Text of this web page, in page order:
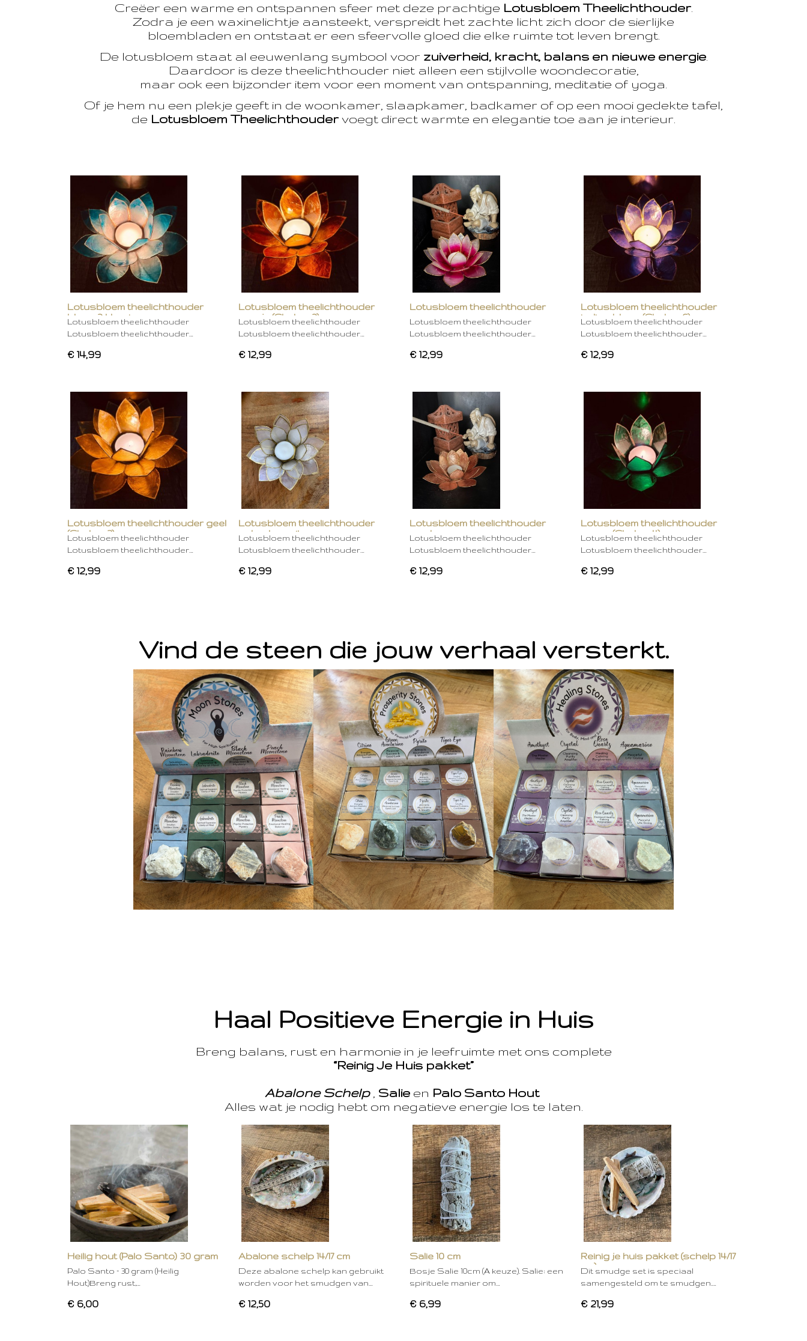
Creëer een warme en ontspannen sfeer met deze prachtige Lotusbloem Theelichthouder.
Zodra je een waxinelichtje aansteekt, verspreidt het zachte licht zich door de sierlijke
bloembladen en ontstaat er een sfeervolle gloed die elke ruimte tot leven brengt.
De lotusbloem staat al eeuwenlang symbool voor zuiverheid, kracht, balans en nieuwe energie.
Daardoor is deze theelichthouder niet alleen een stijlvolle woondecoratie,
maar ook een bijzonder item voor een moment van ontspanning, meditatie of yoga.
Of je hem nu een plekje geeft in de woonkamer, slaapkamer, badkamer of op een mooi gedekte tafel,
de Lotusbloem Theelichthouder voegt direct warmte en elegantie toe aan je interieur.
Lotusbloem theelichthouder
blauw 2 kleurig
Lotusbloem theelichthouder
Lotusbloem theelichthouder…
€ 14,99
Lotusbloem theelichthouder
oranje (Chakra 2)
Lotusbloem theelichthouder
Lotusbloem theelichthouder…
€ 12,99
Lotusbloem theelichthouder
rose
Lotusbloem theelichthouder
Lotusbloem theelichthouder…
€ 12,99
Lotusbloem theelichthouder
indigo blauw (Chakra 6)
Lotusbloem theelichthouder
Lotusbloem theelichthouder…
€ 12,99
Lotusbloem theelichthouder geel
(Chakra 3)
Lotusbloem theelichthouder
Lotusbloem theelichthouder…
€ 12,99
Lotusbloem theelichthouder
gebroken wit
Lotusbloem theelichthouder
Lotusbloem theelichthouder…
€ 12,99
Lotusbloem theelichthouder
mocha
Lotusbloem theelichthouder
Lotusbloem theelichthouder…
€ 12,99
Lotusbloem theelichthouder
groen (Chakra 4)
Lotusbloem theelichthouder
Lotusbloem theelichthouder…
€ 12,99
Vind de steen die jouw verhaal versterkt.
Haal Positieve Energie in Huis
Breng balans, rust en harmonie in je leefruimte met ons complete
“Reinig Je Huis pakket”
Abalone Schelp, Salie en Palo Santo Hout
Alles wat je nodig hebt om negatieve energie los te laten.
Heilig hout (Palo Santo) 30 gram
Palo Santo – 30 gram (Heilig
Hout)Breng rust,…
€ 6,00
Abalone schelp 14/17 cm
Deze abalone schelp kan gebruikt
worden voor het smudgen van…
€ 12,50
Salie 10 cm
Bosje Salie 10cm (A keuze). Salie: een
spirituele manier om…
€ 6,99
Reinig je huis pakket (schelp 14/17
cm)
Dit smudge set is speciaal
samengesteld om te smudgen.…
€ 21,99